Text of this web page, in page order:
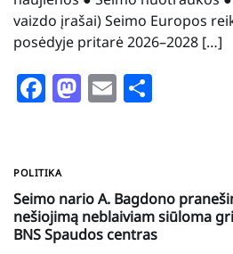
vaizdo įrašai) Seimo Europos
posėdyje pritarė 2026–2028 […]
Facebook
Mastodon
Email
POLITIKA
Seimo nario A. Bagdono
nešiojimą neblaiviam siūloma
BNS Spaudos centras